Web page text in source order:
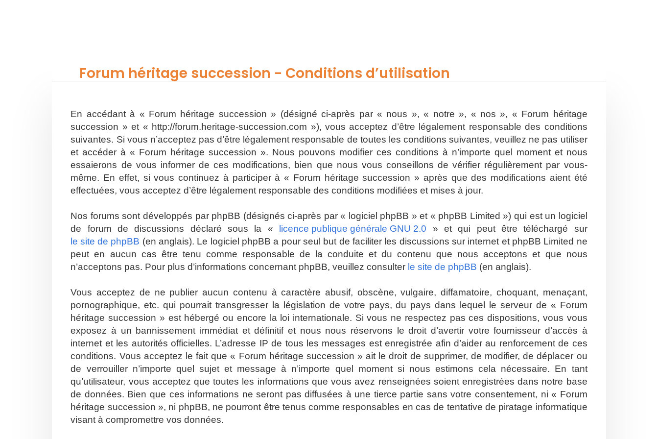
Forum héritage succession - Conditions d’utilisation
En accédant à « Forum héritage succession » (désigné ci-après par « nous », « notre », « nos », « Forum héritage
succession » et « http://forum.heritage-succession.com »), vous acceptez d’être légalement responsable des conditions
suivantes. Si vous n’acceptez pas d’être légalement responsable de toutes les conditions suivantes, veuillez ne pas utiliser
et accéder à « Forum héritage succession ». Nous pouvons modifier ces conditions à n’importe quel moment et nous
essaierons de vous informer de ces modifications, bien que nous vous conseillons de vérifier régulièrement par vous-
même. En effet, si vous continuez à participer à « Forum héritage succession » après que des modifications aient été
effectuées, vous acceptez d’être légalement responsable des conditions modifiées et mises à jour.
Nos forums sont développés par phpBB (désignés ci-après par « logiciel phpBB » et « phpBB Limited ») qui est un logiciel
de forum de discussions déclaré sous la «
licence publique générale GNU 2.0 » et qui peut être téléchargé sur
le site de phpBB (en anglais). Le logiciel phpBB a pour seul but de faciliter les discussions sur internet et phpBB Limited ne
peut en aucun cas être tenu comme responsable de la conduite et du contenu que nous acceptons et que nous
n’acceptons pas. Pour plus d’informations concernant phpBB, veuillez consulter le site de phpBB (en anglais).
Vous acceptez de ne publier aucun contenu à caractère abusif, obscène, vulgaire, diffamatoire, choquant, menaçant,
pornographique, etc. qui pourrait transgresser la législation de votre pays, du pays dans lequel le serveur de « Forum
héritage succession » est hébergé ou encore la loi internationale. Si vous ne respectez pas ces dispositions, vous vous
exposez à un bannissement immédiat et définitif et nous nous réservons le droit d’avertir votre fournisseur d’accès à
internet et les autorités officielles. L’adresse IP de tous les messages est enregistrée afin d’aider au renforcement de ces
conditions. Vous acceptez le fait que « Forum héritage succession » ait le droit de supprimer, de modifier, de déplacer ou
de verrouiller n’importe quel sujet et message à n’importe quel moment si nous estimons cela nécessaire. En tant
qu’utilisateur, vous acceptez que toutes les informations que vous avez renseignées soient enregistrées dans notre base
de données. Bien que ces informations ne seront pas diffusées à une tierce partie sans votre consentement, ni « Forum
héritage succession », ni phpBB, ne pourront être tenus comme responsables en cas de tentative de piratage informatique
visant à compromettre vos données.